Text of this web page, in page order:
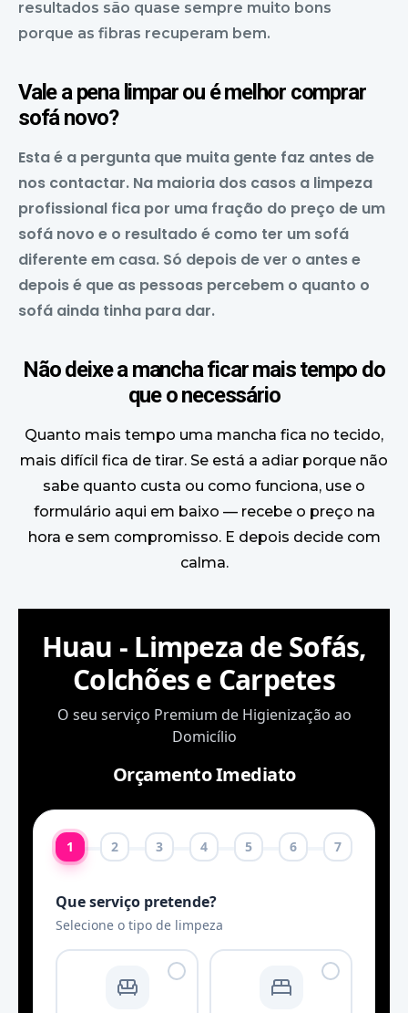
resultados são quase sempre muito bons
porque as fibras recuperam bem.
Vale a pena limpar ou é melhor comprar
sofá novo?
Esta é a pergunta que muita gente faz antes de
nos contactar. Na maioria dos casos a limpeza
profissional fica por uma fração do preço de um
sofá novo e o resultado é como ter um sofá
diferente em casa. Só depois de ver o antes e
depois é que as pessoas percebem o quanto o
sofá ainda tinha para dar.
Não deixe a mancha ficar mais tempo do
que o necessário
Quanto mais tempo uma mancha fica no tecido,
mais difícil fica de tirar. Se está a adiar porque não
sabe quanto custa ou como funciona, use o
formulário aqui em baixo — recebe o preço na
hora e sem compromisso. E depois decide com
calma.